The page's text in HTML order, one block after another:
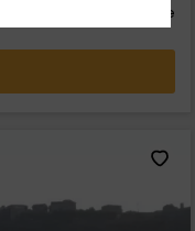
persona y noche